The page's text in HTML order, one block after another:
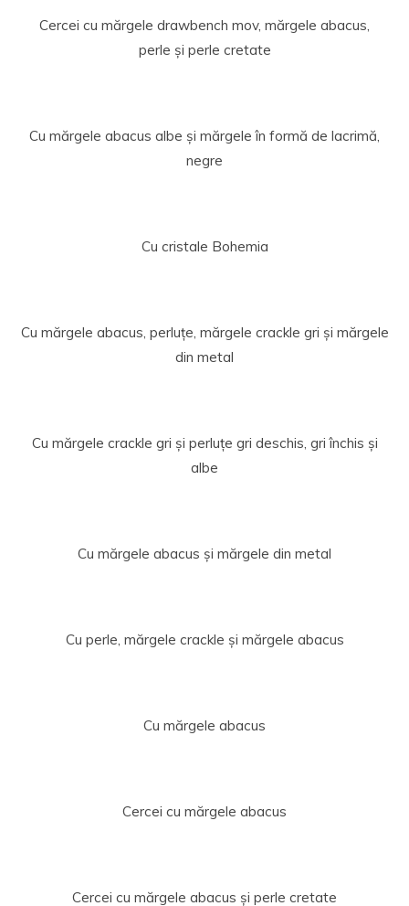
Cercei cu mărgele drawbench mov, mărgele abacus,
perle și perle cretate
Cu mărgele abacus albe și mărgele în formă de lacrimă,
negre
Cu cristale Bohemia
Cu mărgele abacus, perluțe, mărgele crackle gri și mărgele
din metal
Cu mărgele crackle gri și perluțe gri deschis, gri închis și
albe
Cu mărgele abacus și mărgele din metal
Cu perle, mărgele crackle și mărgele abacus
Cu mărgele abacus
Cercei cu mărgele abacus
Cercei cu mărgele abacus și perle cretate